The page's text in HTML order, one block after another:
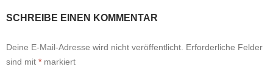
SCHREIBE EINEN KOMMENTAR
Deine E-Mail-Adresse wird nicht veröffentlicht. Erforderliche Felder
sind mit * markiert